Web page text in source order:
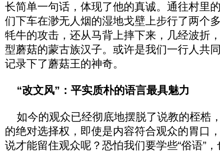
长简单一句话，体现了他的真诚。通往村里
们下车在渺无人烟的湿地戈壁上步行了两个
牦牛的攻击，还从马背上摔下来，几经波折
型蘑菇的蒙古族汉子。或许是我们一行人共
记录下了蘑菇王的神奇。
“改文风”：平实质朴的语言最具魅力
如今的观众已经彻底地摆脱了说教的桎梏
的绝对选择权，即使是内容符合观众的胃口
说才能留住观众呢？恐怕我们要学些“俗语”